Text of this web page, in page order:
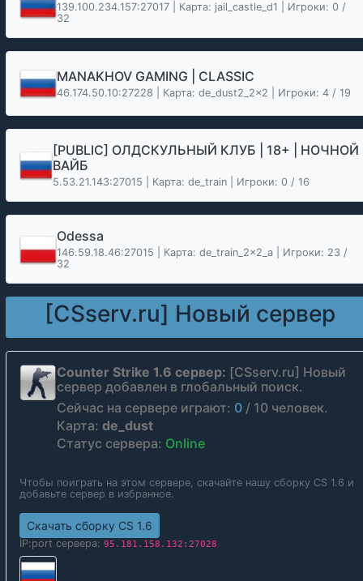
139.100.234.157:27017 | Карта: jail_castle_d1 | Игроки: 0 /
32
MANAKHOV GAMING | CLASSIC
46.174.50.10:27228 | Карта: de_dust2_2x2 | Игроки: 4 / 19
[PUBLIC] ОЛДСКУЛЬНЫЙ КЛУБ | 18+ | НОЧНОЙ
ВАЙБ
5.53.21.143:27015 | Карта: de_train | Игроки: 0 / 16
Odessa
146.59.18.46:27015 | Карта: de_train_2x2_a | Игроки: 23 /
32
[CSserv.ru] Новый сервер
Counter Strike 1.6 сервер: [CSserv.ru] Новый
сервер добавлен в глобальный поиск.
Сейчас на сервере играют: 0 / 10 человек.
Карта: de_dust
Статус сервера: Online
Чтобы поиграть на этом сервере, скачайте нашу сборку CS 1.6 и
добавьте сервер в избранное.
Скачать сборку CS 1.6
IP:port сервера: 95.181.158.132:27028